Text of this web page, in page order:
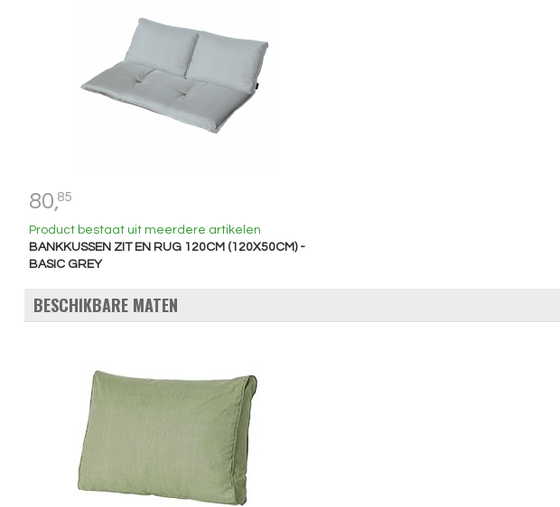
80,85
Product bestaat uit meerdere artikelen
BANKKUSSEN ZIT EN RUG 120CM (120X50CM) -
BASIC GREY
BESCHIKBARE MATEN